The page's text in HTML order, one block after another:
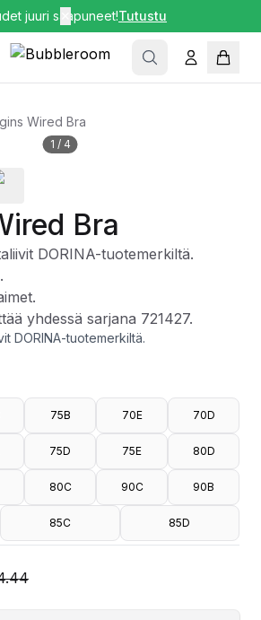
juuri saapuneet!Tutustu
Wired Bra
1 / 4
Bra
DORINA-tuotemerkiltä.
yhdessä sarjana 721427.
DORINA-tuotemerkiltä.
sarjana 721427.
75B 70E 70D
75D 75E 80D
80C 90C 90B
85C 85D